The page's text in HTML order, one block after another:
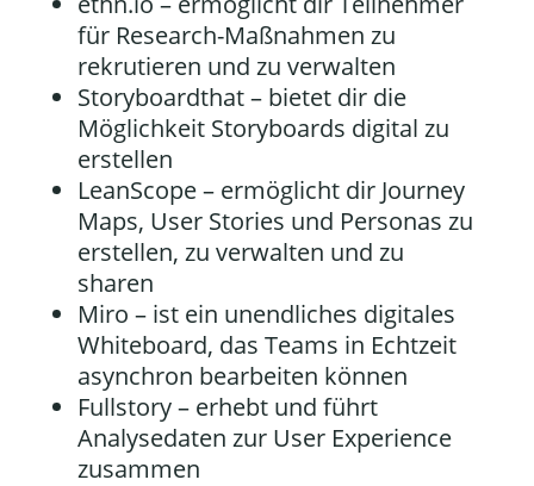
für Research-Maßnahmen zu
rekrutieren und zu verwalten
Storyboardthat– bietet dir die
Möglichkeit Storyboards digital zu
erstellen
LeanScope– ermöglicht dir Journey
Maps, User Stories und Personas zu
erstellen, zu verwalten und zu
sharen
Miro – ist ein unendliches digitales
Whiteboard, das Teams in Echtzeit
asynchron bearbeiten können
Fullstory– erhebt und führt
Analysedaten zur User Experience
zusammen